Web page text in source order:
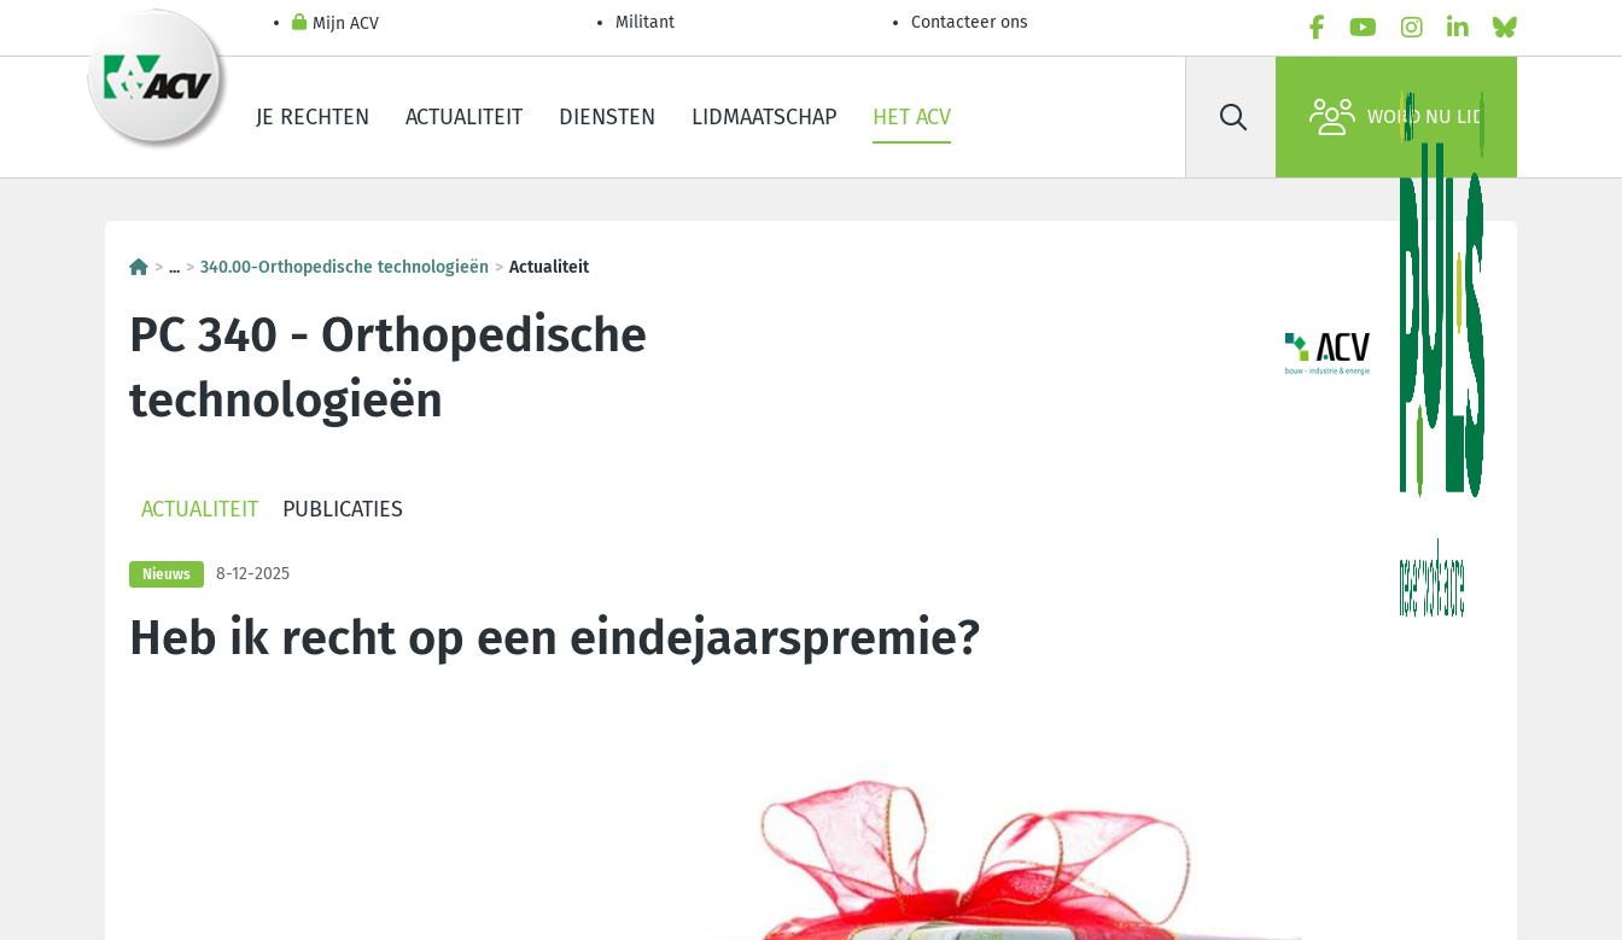
Mijn ACV Militant Contacteer ons
JE RECHTEN ACTUALITEIT DIENSTEN LIDMAATSCHAP HET ACV Zoek WORD NU LID
... 340.00-Orthopedische technologieën Actualiteit
PC 340 - Orthopedische
technologieën
ACTUALITEIT PUBLICATIES
Nieuws 8-12-2025
Heb ik recht op een eindejaarspremie?